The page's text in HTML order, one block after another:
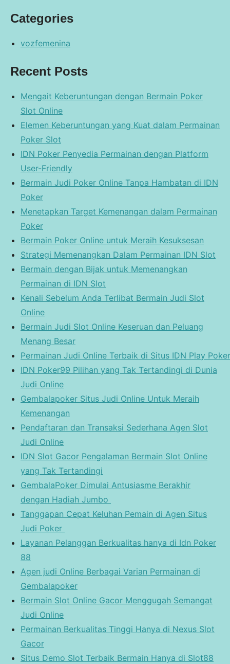
Categories
vozfemenina
Recent Posts
Mengait Keberuntungan dengan Bermain Poker
Slot Online
Elemen Keberuntungan yang Kuat dalam Permainan
Poker Slot
IDN Poker Penyedia Permainan dengan Platform
User-Friendly
Bermain Judi Poker Online Tanpa Hambatan di IDN
Poker
Menetapkan Target Kemenangan dalam Permainan
Poker
Bermain Poker Online untuk Meraih Kesuksesan
Strategi Memenangkan Dalam Permainan IDN Slot
Bermain dengan Bijak untuk Memenangkan
Permainan di IDN Slot
Kenali Sebelum Anda Terlibat Bermain Judi Slot
Online
Bermain Judi Slot Online Keseruan dan Peluang
Menang Besar
Permainan Judi Online Terbaik di Situs IDN Play
IDN Poker99 Pilihan yang Tak Tertandingi di Dunia
Judi Online
Gembalapoker Situs Judi Online Untuk Meraih
Kemenangan
Pendaftaran dan Transaksi Sederhana Agen Slot
Judi Online
IDN Slot Gacor Pengalaman Bermain Slot Online
yang Tak Tertandingi
GembalaPoker Dimulai Antusiasme Berakhir
dengan Hadiah Jumbo
Tanggapan Cepat Keluhan Pemain di Agen Situs
Judi Poker
Layanan Pelanggan Berkualitas hanya di Idn Poker
88
Agen judi Online Berbagai Varian Permainan di
Gembalapoker
Bermain Slot Online Gacor Menggugah Semangat
Judi Online
Permainan Berkualitas Tinggi Hanya di Nexus Slot
Gacor
Situs Demo Slot Terbaik Bermain Hanya di Slot88